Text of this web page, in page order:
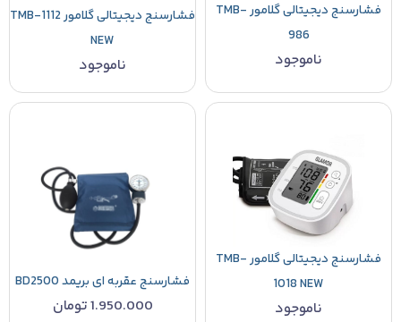
فشارسنج دیجیتالی گلامور TMB-
986
ناموجود
فشارسنج دیجیتالی گلامور TMB-1112
NEW
ناموجود
فشارسنج دیجیتالی گلامور TMB-
1018 NEW
ناموجود
فشارسنج عقربه ای بریمد BD2500
1.950.000تومان